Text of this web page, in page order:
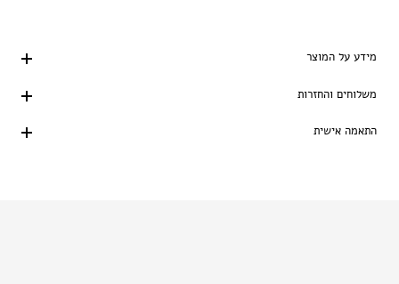
מידע על המוצר
משלוחים והחזרות
התאמה אישית